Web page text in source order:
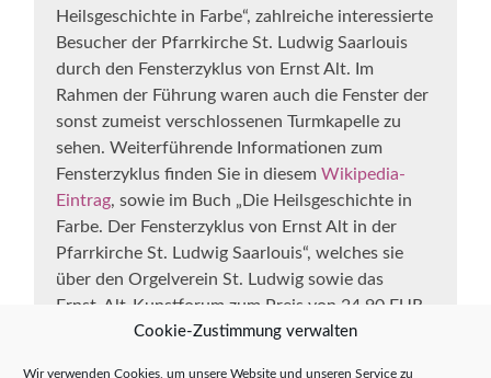
Cookie-Zustimmung verwalten
Wir verwenden Cookies, um unsere Website und unseren Service zu
Heilsgeschichte in Farbe“, zahlreiche interessierte
Besucher der Pfarrkirche St. Ludwig Saarlouis
durch den Fensterzyklus von Ernst Alt. Im
Rahmen der Führung waren auch die Fenster der
sonst zumeist verschlossenen Turmkapelle zu
sehen. Weiterführende Informationen zum
Fensterzyklus finden Sie in diesemWikipedia-
Eintrag, sowie im Buch „Die Heilsgeschichte in
Farbe. Der Fensterzyklus von Ernst Alt in der
Pfarrkirche St. Ludwig Saarlouis“, welches sie
über den Orgelverein St. Ludwig sowie das
Ernst-Alt-Kunstforum zum Preis von 24,90 EUR
Weiterlesen